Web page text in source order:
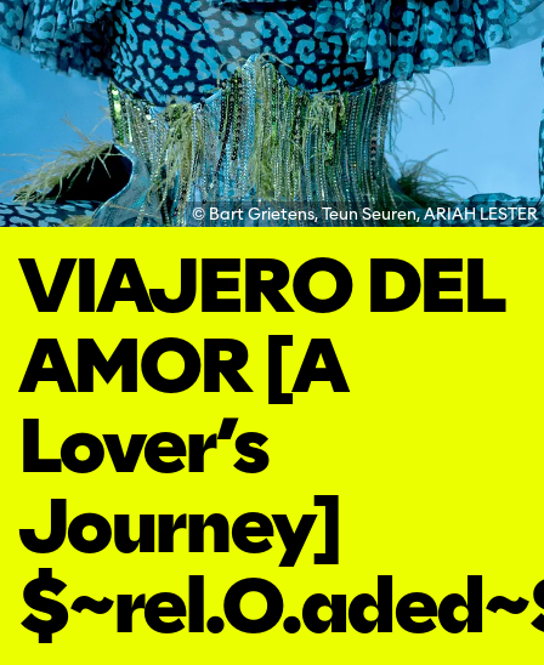
© Bart Grietens, Teun Seuren, ARIAH LESTER
VIAJERO DEL
AMOR [A
Lover’s
Journey]